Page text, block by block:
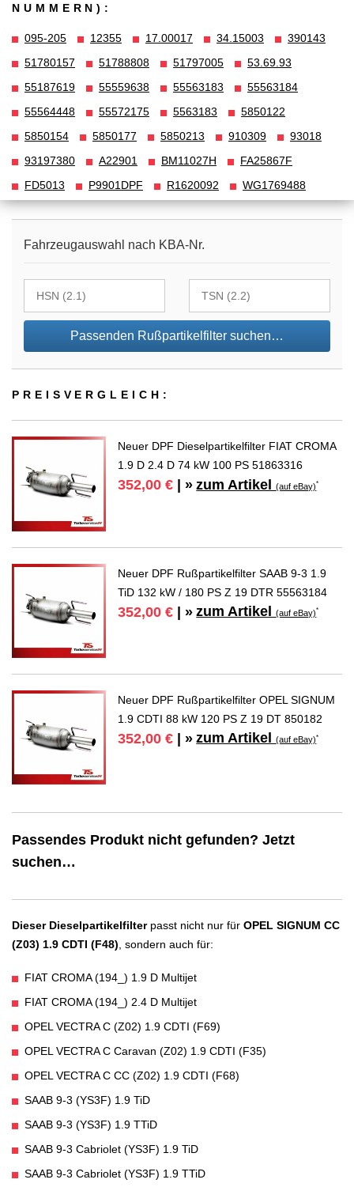
NUMMERN):
095-205 12355 17.00017 34.15003
390143
51780157
51788808 51797005
53.69.93
55187619
55559638 55563183
55563184
55564448
55572175 5563183
5850122
5850154
5850177 5850213 910309
93018
93197380
A22901 BM11027H
FA25867F
FD5013
P9901DPF R1620092 WG1769488
Fahrzeugauswahl nach KBA-Nr.
Passenden Rußpartikelfilter suchen…
PREIS­VER­GLEICH:
Neuer DPF Dieselpartikelfilter FIAT CROMA
1.9 D 2.4 D 74 kW 100 PS 51863316
352,00 € | » zum Artikel(auf eBay)*
Neuer DPF Rußpartikelfilter SAAB 9-3 1.9
TiD 132 kW / 180 PS Z 19 DTR 55563184
352,00 € | » zum Artikel(auf eBay)*
Neuer DPF Rußpartikelfilter OPEL SIGNUM
1.9 CDTI 88 kW 120 PS Z 19 DT 850182
352,00 € | » zum Artikel(auf eBay)*
Passendes Produkt nicht gefunden? Jetzt
suchen…
Dieser Dieselpartikelfilterpasst nicht nur für OPEL SIGNUM CC
(Z03) 1.9 CDTI (F48), sondern auch für:
FIAT CROMA (194_) 1.9 D Multijet
FIAT CROMA (194_) 2.4 D Multijet
OPEL VECTRA C (Z02) 1.9 CDTI (F69)
OPEL VECTRA C Caravan (Z02) 1.9 CDTI (F35)
OPEL VECTRA C CC (Z02) 1.9 CDTI (F68)
SAAB 9-3 (YS3F) 1.9 TiD
SAAB 9-3 (YS3F) 1.9 TTiD
SAAB 9-3 Cabriolet (YS3F) 1.9 TiD
SAAB 9-3 Cabriolet (YS3F) 1.9 TTiD